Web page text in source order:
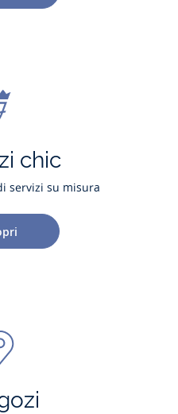
chic
servizi su misura